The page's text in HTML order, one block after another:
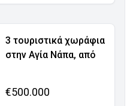
3 τουριστικά χωράφια
στην Αγία Νάπα, από
€500.000